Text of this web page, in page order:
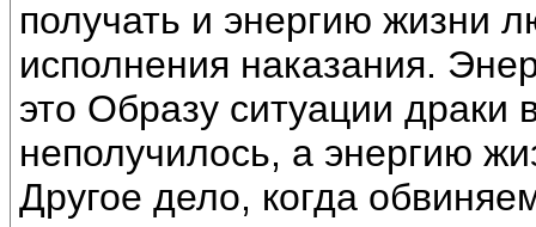
получать и энергию жизни
исполнения наказания.
это Образу ситуации драки
неполучилось, а энергию
Другое дело, когда